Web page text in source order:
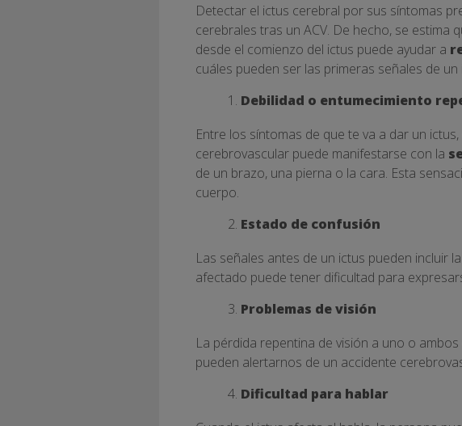
Detectar el ictus cerebral por sus síntomas
cerebrales tras un ACV. De hecho, se
desde el comienzo del ictus puede ayudar a
cuáles pueden ser las primeras señales de un
Debilidad o entumecimiento
Entre los síntomas de que te va a dar un
cerebrovascular puede manifestarse con la
de un brazo, una pierna o la cara. Esta
cuerpo.
Estado de confusión
Las señales antes de un ictus pueden incluir la
afectado puede tener dificultad para
Problemas de visión
La pérdida repentina de visión a uno o
pueden alertarnos de un accidente
Dificultad para hablar